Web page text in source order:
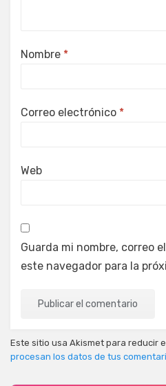
Nombre *
Correo electrónico *
Web
Guarda mi nombre, correo
este navegador para la
Este sitio usa Akismet para reducir
procesan los datos de tus